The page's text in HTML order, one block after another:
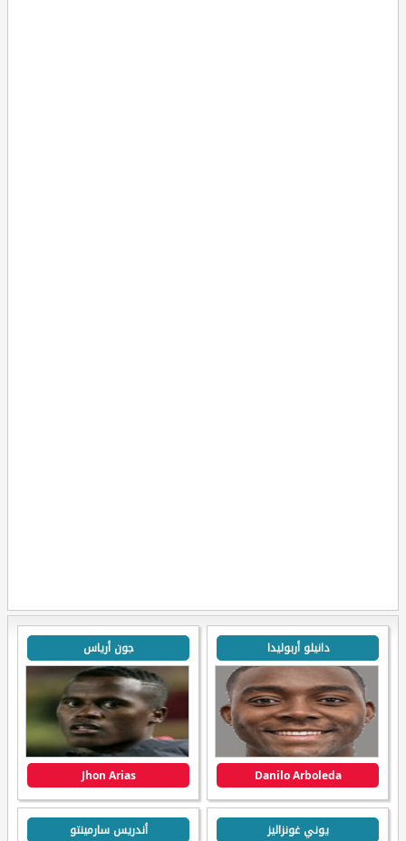
دانيلو أربوليدا
Danilo Arboleda
جون أرياس
Jhon Arias
يوني غونزاليز أندريس سارمينتو